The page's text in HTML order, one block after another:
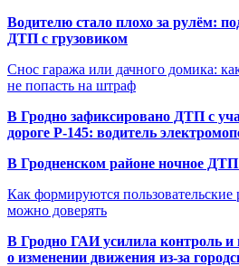
Водителю стало плохо за рулём:
ДТП с грузовиком
Снос гаража или дачного домика:
не попасть на штраф
В Гродно зафиксировано ДТП с
дороге Р-145: водитель
В Гродненском районе ночное
Как формируются пользовательские
можно доверять
В Гродно ГАИ усилила контроль и
о изменении движения из-за